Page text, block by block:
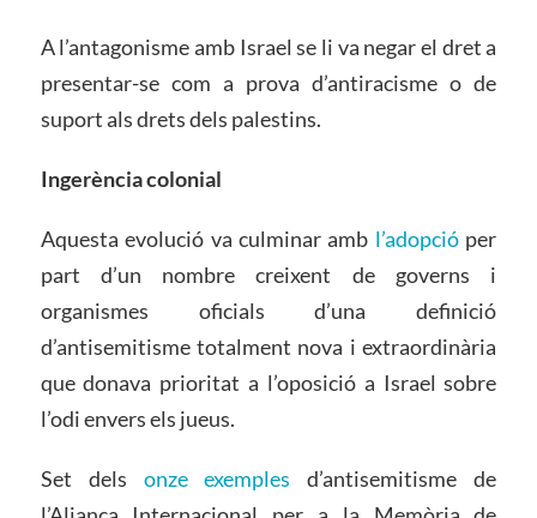
A l’antagonisme amb Israel se li va negar el dret a
presentar-se com a prova d’antiracisme o de
suport als drets dels palestins.
Ingerència colonial
Aquesta evolució va culminar amb l’adopcióper
part d’un nombre creixent de governs i
organismes oficials d’una definició
d’antisemitisme totalment nova i extraordinària
que donava prioritat a l’oposició a Israel sobre
l’odi envers els jueus.
Set dels onze exemples d’antisemitisme de